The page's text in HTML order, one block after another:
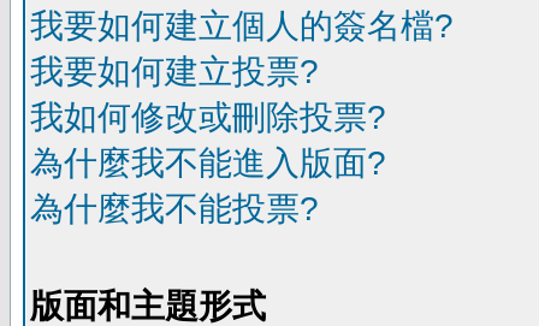
我要如何建立個人的簽名檔?
我要如何建立投票?
我如何修改或刪除投票?
為什麼我不能進入版面?
為什麼我不能投票?
版面和主題形式